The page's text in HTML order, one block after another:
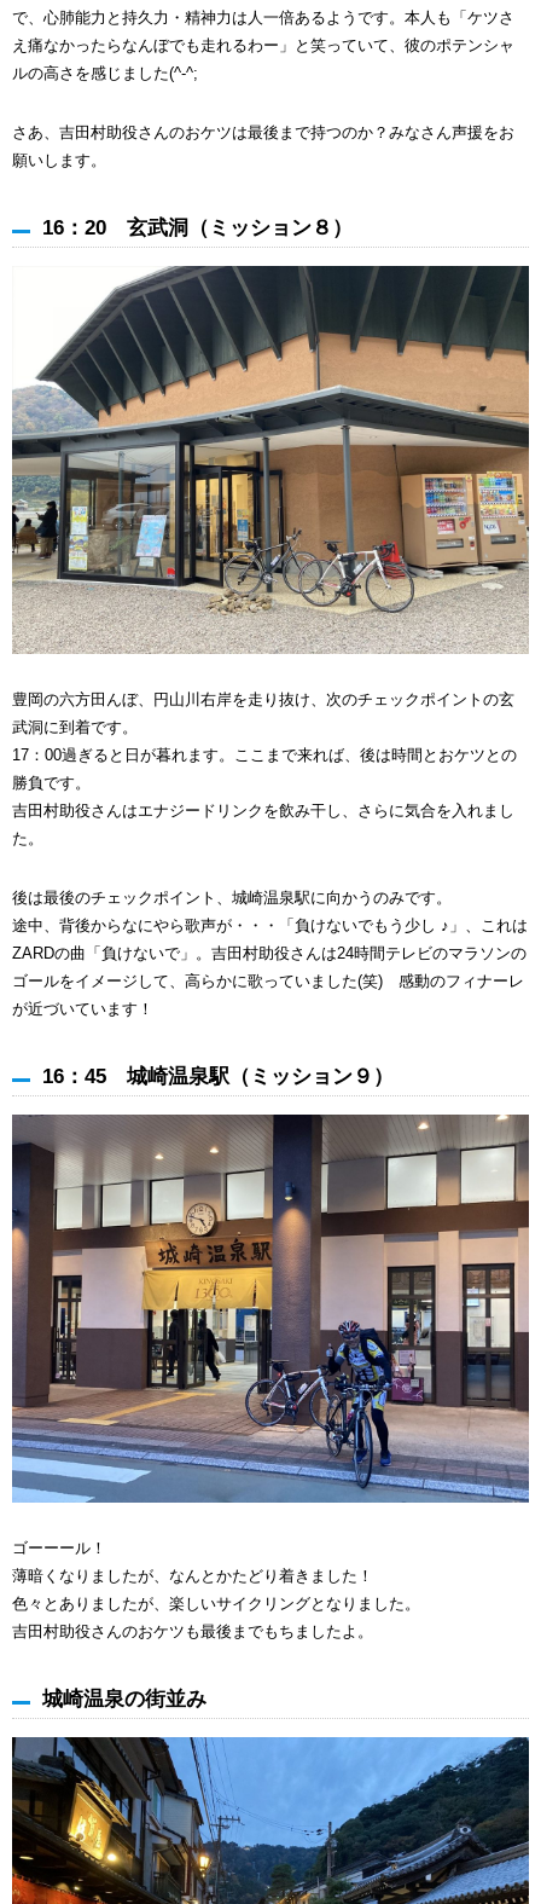
で、心肺能力と持久力・精神力は人一倍あるようです。本人も「ケツさ
え痛なかったらなんぼでも走れるわー」と笑っていて、彼のポテンシャ
ルの高さを感じました(^-^;
さあ、吉田村助役さんのおケツは最後まで持つのか？みなさん声援をお
願いします。
16：20 玄武洞（ミッション８）
豊岡の六方田んぼ、円山川右岸を走り抜け、次のチェックポイントの玄
武洞に到着です。
17：00過ぎると日が暮れます。ここまで来れば、後は時間とおケツとの
勝負です。
吉田村助役さんはエナジードリンクを飲み干し、さらに気合を入れまし
た。
後は最後のチェックポイント、城崎温泉駅に向かうのみです。
途中、背後からなにやら歌声が・・・「負けないでもう少し ♪」、これは
ZARDの曲「負けないで」。吉田村助役さんは24時間テレビのマラソンの
ゴールをイメージして、高らかに歌っていました(笑) 感動のフィナーレ
が近づいています！
16：45 城崎温泉駅（ミッション９）
ゴーーール！
薄暗くなりましたが、なんとかたどり着きました！
色々とありましたが、楽しいサイクリングとなりました。
吉田村助役さんのおケツも最後までもちましたよ。
城崎温泉の街並み